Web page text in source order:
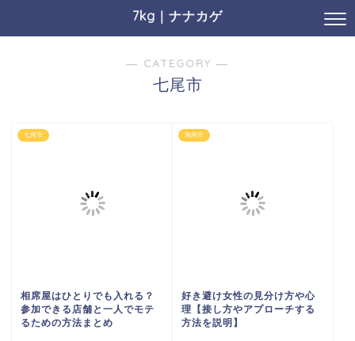
7kg｜ナナカゲ
― CATEGORY ―
七尾市
七尾市
相席屋はひとりでも入れる？
参加できる店舗と一人でモテ
るための方法まとめ
海南市
好き避け女性の見分け方や心
理【接し方やアプローチする
方法を説明】